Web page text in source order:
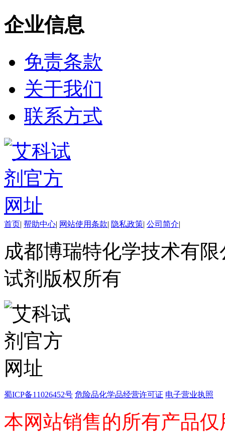
铈
铱
镧
锆
铯
镱
铂
钐
铒
铥
钆
碲
铽
钬
镝
高端化学
催化和无机化学
化学生物学
香精香料
杂环砌块
有机砌块
有机金属试剂
企业信息
免责条款
关于我们
联系方式
首页| 帮助中心| 网站使用条款| 隐私政策| 公司简介|
成都博瑞特化学技术有
试剂版权所有
蜀ICP备11026452号 危险品化学品经营许可证 电子营业执照
本网站销售的所有产品